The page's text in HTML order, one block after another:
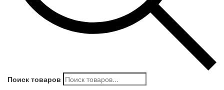
Поиск товаров